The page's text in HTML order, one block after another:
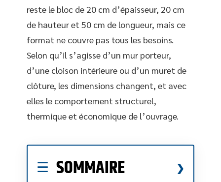
reste le bloc de 20 cm d’épaisseur, 20 cm
de hauteur et 50 cm de longueur, mais ce
format ne couvre pas tous les besoins.
Selon qu’il s’agisse d’un mur porteur,
d’une cloison intérieure ou d’un muret de
clôture, les dimensions changent, et avec
elles le comportement structurel,
thermique et économique de l’ouvrage.
SOMMAIRE